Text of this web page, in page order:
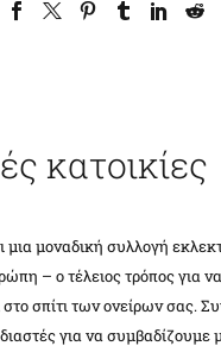
κατοικίες
μια μοναδική συλλογή
– ο τέλειος τρόπος για
σπίτι των ονείρων σας.
για να συμβαδίζουμε